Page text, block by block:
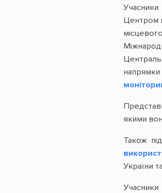
Центром
якими
Також
України
Учасники